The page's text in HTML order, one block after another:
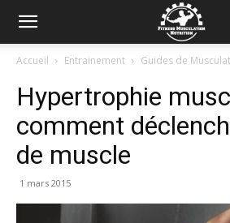
Accueil Entrainement Guides de
Hypertrophie
comment
de muscle
1 mars 2015